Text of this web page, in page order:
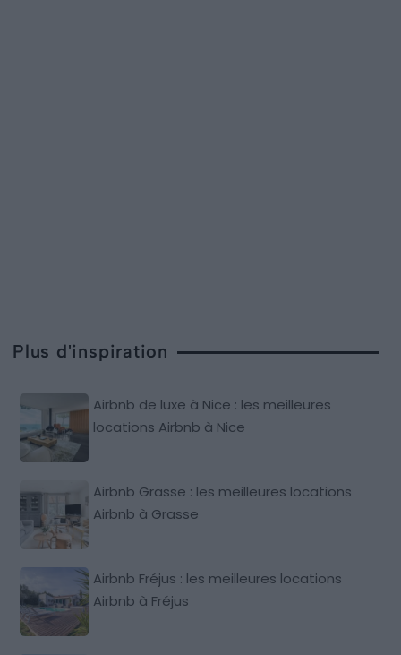
Plus d'inspiration
Airbnb de luxe à Nice : les meilleures
locations Airbnb à Nice
Airbnb Grasse : les meilleures locations
Airbnb à Grasse
Airbnb Fréjus : les meilleures locations
Airbnb à Fréjus